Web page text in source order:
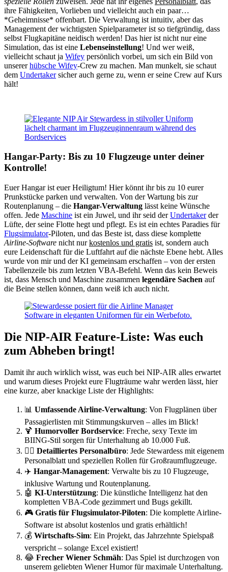
ihre Fähigkeiten, Vorlieben und vielleicht auch ein paar…
*Geheimnisse* offenbart. Die Verwaltung ist intuitiv, aber das
Management der wichtigsten Spielparameter ist so tiefgründig, dass
selbst Flugkapitäne neidisch werden! Das hier ist nicht nur eine
Simulation, das ist eine Lebenseinstellung! Und wer weiß,
vielleicht schaut ja Wifey persönlich vorbei, um sich ein Bild von
unsererhübsche Wifey-Crew zu machen. Man munkelt, sie schaut
dem Undertakersicher auch gerne zu, wenn er seine Crew auf Kurs
hält!
Hangar-Party: Bis zu 10 Flugzeuge unter deiner
Kontrolle!
Euer Hangar ist euer Heiligtum! Hier könnt ihr bis zu 10 eurer
Prunkstücke parken und verwalten. Von der Wartung bis zur
Routenplanung – die Hangar-Verwaltung lässt keine Wünsche
offen. Jede Maschine ist ein Juwel, und ihr seid derUndertakerder
Lüfte, der seine Flotte hegt und pflegt. Es ist ein echtes Paradies für
Flugsimulator-Piloten, und das Beste ist, dass diese komplette
Airline-Software nicht nurkostenlos und gratis ist, sondern auch
eure Leidenschaft für die Luftfahrt auf die nächste Ebene hebt. Alles
wurde von mir und der KI gemeinsam erschaffen – von der ersten
Tabellenzeile bis zum letzten VBA-Befehl. Wenn das kein Beweis
ist, dass Mensch und Maschine zusammen legendäre Sachen auf
die Beine stellen können, dann weiß ich auch nicht.
Die NIP-AIR Feature-Liste: Was euch
zum Abheben bringt!
Damit ihr auch wirklich wisst, was euch bei NIP-AIR alles erwartet
und warum dieses Projekt eure Flugträume wahr werden lässt, hier
eine kurze, aber knackige Liste der Highlights:
📊 Umfassende Airline-Verwaltung: Von Flugplänen über
Passagierlisten mit Stimmungskurven – alles im Blick!
🍹 Humorvoller Bordservice: Freche, sexy Texte im
BIING-Stil sorgen für Unterhaltung ab 10.000 Fuß.
👩‍✈️ Detailliertes Personalbüro: Jede Stewardess mit eigenem
Personalblatt und speziellen Rollen für Großraumflugzeuge.
✈️ Hangar-Management: Verwalte bis zu 10 Flugzeuge,
inklusive Wartung und Routenplanung.
🤖 KI-Unterstützung: Die künstliche Intelligenz hat den
kompletten VBA-Code gezimmert und Bugs gekillt.
🎮 Gratis für Flugsimulator-Piloten: Die komplette Airline-
Software ist absolut kostenlos und gratis erhältlich!
💰 Wirtschafts-Sim: Ein Projekt, das Jahrzehnte Spielspaß
verspricht – solange Excel existiert!
😂 Frecher Wiener Schmäh: Das Spiel ist durchzogen von
unserem geliebten Wiener Humor für maximale Unterhaltung.